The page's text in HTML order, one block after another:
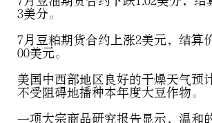
3美分。
7月豆粕期货合约上涨2美元，结算
00美元。
美国中西部地区良好的干燥天气预
不受阻碍地播种本年度大豆作物。
一项大宗商品研究报告显示，温和